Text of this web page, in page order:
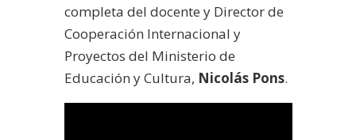
completa del docente y Director de
Cooperación Internacional y
Proyectos del Ministerio de
Educación y Cultura, Nicolás Pons.